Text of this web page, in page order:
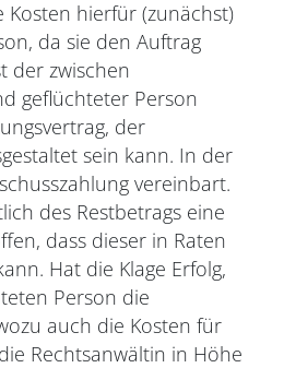
Kosten hierfür (zunächst)
da sie den Auftrag
der zwischen
geflüchteter Person
der
sein kann. In der
vereinbart.
des Restbetrags eine
dass dieser in Raten
Hat die Klage Erfolg,
Person die
auch die Kosten für
Rechtsanwältin in Höhe